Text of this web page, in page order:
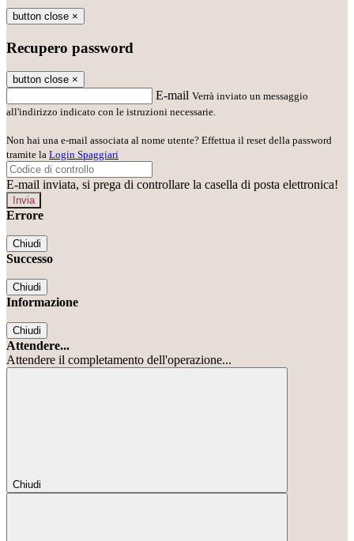
button close ×
Recupero password
button close ×
E-mail Verrà inviato un messaggio
all'indirizzo indicato con le istruzioni necessarie.
Non hai una e-mail associata al nome utente? Effettua il reset della password
tramite la Login Spaggiari
E-mail inviata, si prega di controllare la casella di posta elettronica!
Errore
Chiudi
Successo
Chiudi
Informazione
Chiudi
Attendere...
Attendere il completamento dell'operazione...
Chiudi